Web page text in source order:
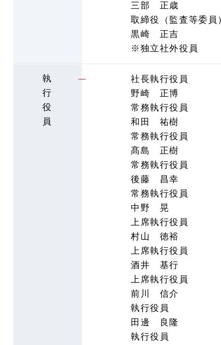
三部 正歳
取締役（監査等委
黒崎 正吉
※独立社外役員
執
行
役
員
社長執行役員
野崎 正博
常務執行役員
和田 祐樹
常務執行役員
髙島 正樹
常務執行役員
後藤 昌幸
常務執行役員
中野 晃
上席執行役員
村山 徳裕
上席執行役員
酒井 基行
上席執行役員
前川 信介
執行役員
田邊 良隆
執行役員